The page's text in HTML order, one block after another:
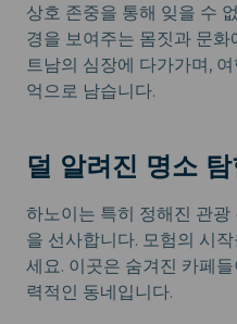
상호 존중을 통해 잊을 수
경을 보여주는 몸짓과 문
트남의 심장에 다가가며,
억으로 남습니다.
덜 알려진 명소 탐
하노이는 특히 정해진 관
을 선사합니다. 모험의 시
세요. 이곳은 숨겨진 카페
력적인 동네입니다.